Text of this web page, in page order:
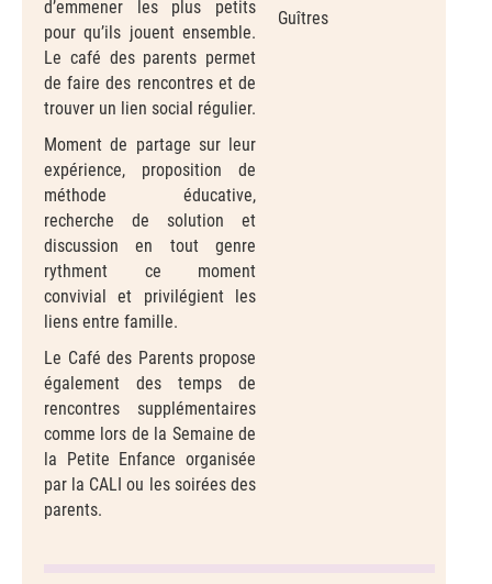
d’emmener les plus petits
pour qu’ils jouent ensemble.
Le café des parents permet
de faire des rencontres et de
trouver un lien social régulier.
Moment de partage sur leur
expérience, proposition de
méthode éducative,
recherche de solution et
discussion en tout genre
rythment ce moment
convivial et privilégient les
liens entre famille.
Le Café des Parents propose
également des temps de
rencontres supplémentaires
comme lors de la Semaine de
la Petite Enfance organisée
par la CALI ou les soirées des
parents.
Guîtres